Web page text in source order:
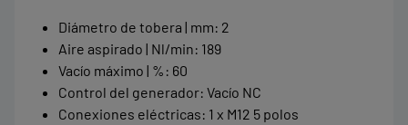
Diámetro de tobera | mm: 2
Aire aspirado | Nl/min: 189
Vacío máximo | % : 60
Control del generador: Vacío NC
Conexiones eléctricas: 1 x M12 5 polos